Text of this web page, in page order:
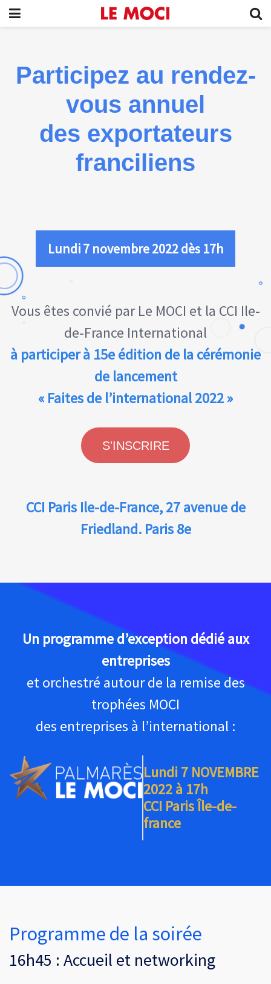
Participez au rendez-
vous annuel
des exportateurs
franciliens
Lundi 7 novembre 2022 dès 17h
Vous êtes convié par Le MOCI et la CCI Ile-
de-France International
à participer à 15e édition de la cérémonie
de lancement
« Faites de l’international 2022 »
S'INSCRIRE
CCI Paris Ile-de-France, 27 avenue de
Friedland. Paris 8e
Un programme d’exception dédié aux
entreprises
et orchestré autour de la remise des
trophées MOCI
des entreprises à l’international :
Lundi 7 NOVEMBRE
2022 à 17h
CCI Paris Île-de-
france
Programme de la soirée
16h45 : Accueil et networking